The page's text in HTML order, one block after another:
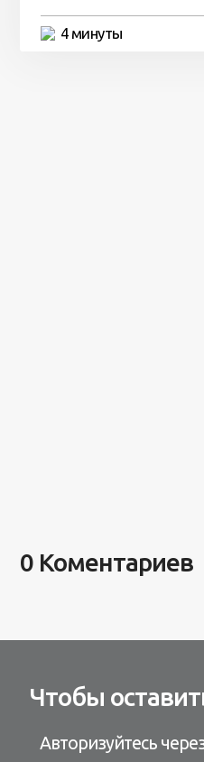
4 минуты
0 Коментариев
Чтобы
Авторизуйтесь